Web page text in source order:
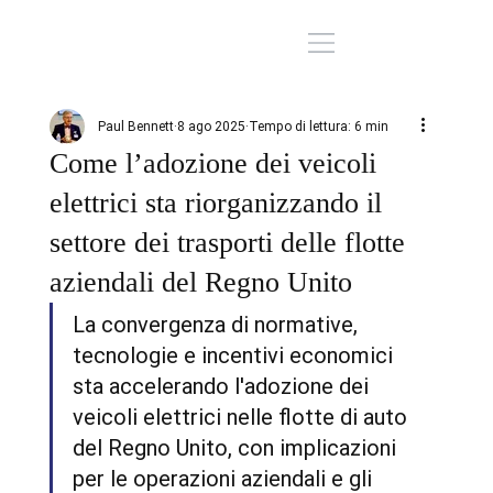
Come l’adozione dei veicoli
elettrici sta riorganizzando il
settore dei trasporti delle flotte
aziendali del Regno Unito
Paul Bennett 8 ago 2025 Tempo di lettura: 6 min
La convergenza di normative,
tecnologie e incentivi economici
sta accelerando l'adozione dei
veicoli elettrici nelle flotte di auto
del Regno Unito, con implicazioni
per le operazioni aziendali e gli